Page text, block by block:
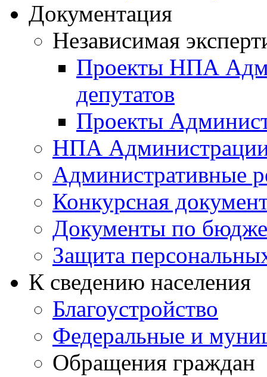
Документация
Независимая
Проекты НПА
депутатов
Проекты
НПА
Административные
Конкурсная
Документы по
Защита
К сведению населения
Благоустройство
Федеральные и
Обращения граждан